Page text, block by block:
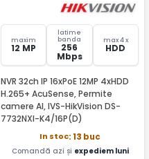
maxim
12 MP
latime
banda
256
Mbps
max 4 x
HDD
NVR 32ch IP 16xPoE 12MP 4xHDD
H.265+ AcuSense, Permite
camere AI, IVS-HikVision DS-
7732NXI-K4/16P(D)
In stoc: 13 buc
Comandă azi și expediem luni